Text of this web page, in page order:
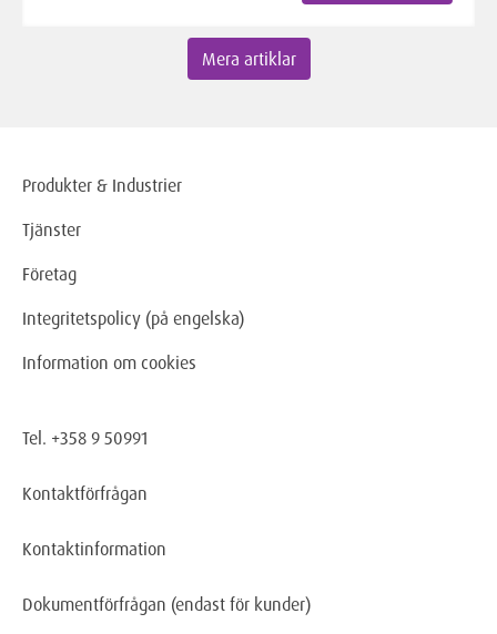
Mera artiklar
Produkter & Industrier
Tjänster
Företag
Integritetspolicy (på engelska)
Information om cookies
Tel. +358 9 50991
Kontaktförfrågan
Kontaktinformation
Dokumentförfrågan (endast för kunder)